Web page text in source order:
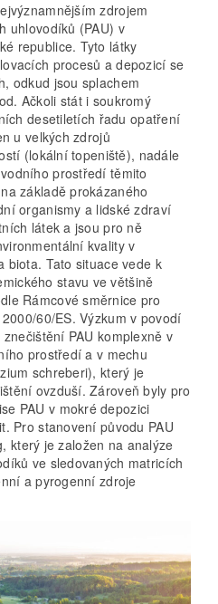
zdrojem
uhlovodíků (PAU) v
republice. Tyto látky
procesů a depozicí se
odkud jsou splachem
Ačkoli stát i soukromý
desetiletích řadu opatření
u velkých zdrojů
(lokální topeniště), nadále
prostředí těmito
základě prokázaného
organismy a lidské zdraví
látek a jsou pro ně
kvality v
biota. Tato situace vede k
stavu ve většině
Rámcové směrnice pro
60/ES. Výzkum v povodí
PAU komplexně v
prostředí a v mechu
schreberi), který je
ovzduší. Zároveň byly pro
PAU v mokré depozici
Pro stanovení původu PAU
který je založen na analýze
ve sledovaných matricích
a pyrogenní zdroje